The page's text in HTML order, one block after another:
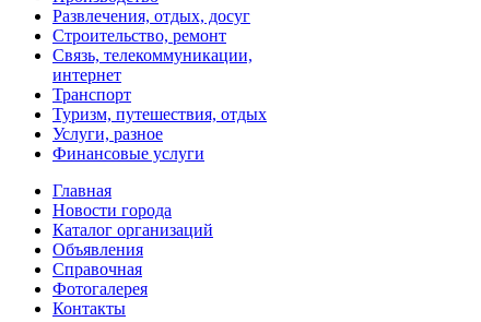
Развлечения, отдых, досуг
Строительство, ремонт
Связь, телекоммуникации,
интернет
Транспорт
Туризм, путешествия, отдых
Услуги, разное
Финансовые услуги
Главная
Новости города
Каталог организаций
Объявления
Справочная
Фотогалерея
Контакты